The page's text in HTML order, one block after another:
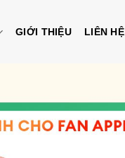
GIỚI THIỆU LIÊN HỆ